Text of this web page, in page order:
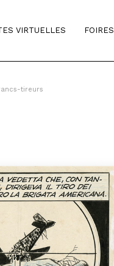
VIRTUELLES FOIRES
tireurs